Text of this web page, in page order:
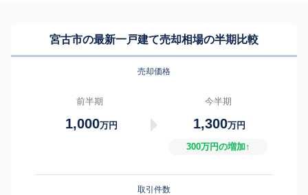
宮古市の最新一戸建て売却相場の半期比較
売却価格
前半期
1,000万円
今半期
1,300万円
300万円の増加↑
取引件数